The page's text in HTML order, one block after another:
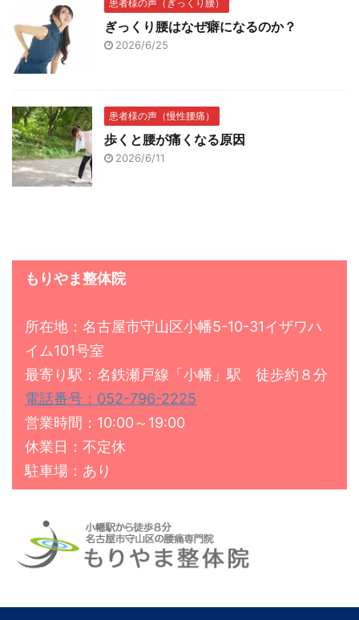
患者様の声（ぎっくり腰）
ぎっくり腰はなぜ癖になるのか？
2026/6/25
患者様の声（慢性腰痛）
歩くと腰が痛くなる原因
2026/6/11
もりやま整体院
所在地：名古屋市守山区小幡5-10-31イザワハ
イム101号室
最寄り駅：名鉄瀬戸線「小幡」駅 徒歩約８分
電話番号：052-796-2225
営業時間：10:00～19:00
休業日：不定休
駐車場：あり